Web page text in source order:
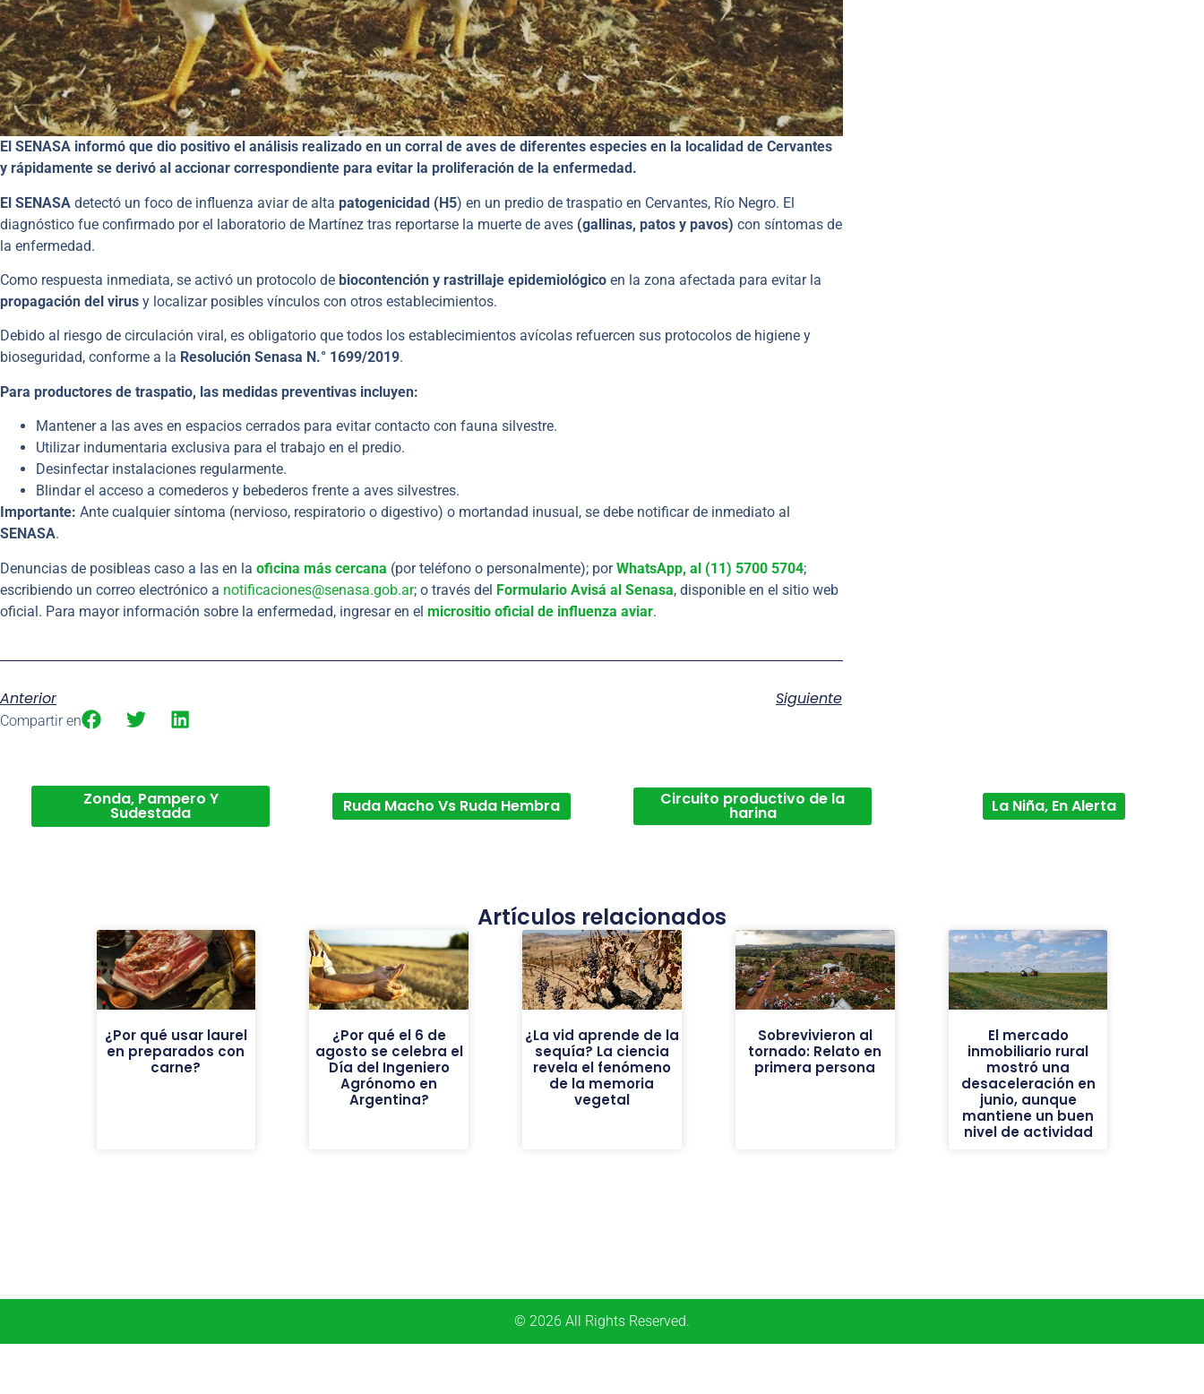
El SENASA informó que dio positivo el análisis realizado en un corral de aves de diferentes especies en la localidad de Cervantes
y rápidamente se derivó al accionar correspondiente para evitar la proliferación de la enfermedad.
El SENASA detectó un foco de influenza aviar de alta patogenicidad (H5) en un predio de traspatio en Cervantes, Río Negro. El
diagnóstico fue confirmado por el laboratorio de Martínez tras reportarse la muerte de aves (gallinas, patos y pavos) con síntomas de
la enfermedad.
Como respuesta inmediata, se activó un protocolo de biocontención y rastrillaje epidemiológico en la zona afectada para evitar la
propagación del virus y localizar posibles vínculos con otros establecimientos.
Debido al riesgo de circulación viral, es obligatorio que todos los establecimientos avícolas refuercen sus protocolos de higiene y
bioseguridad, conforme a la Resolución Senasa N.° 1699/2019.
Para productores de traspatio, las medidas preventivas incluyen:
Mantener a las aves en espacios cerrados para evitar contacto con fauna silvestre.
Utilizar indumentaria exclusiva para el trabajo en el predio.
Desinfectar instalaciones regularmente.
Blindar el acceso a comederos y bebederos frente a aves silvestres.
Importante: Ante cualquier síntoma (nervioso, respiratorio o digestivo) o mortandad inusual, se debe notificar de inmediato al
SENASA.
Denuncias de posibleas caso a las en la oficina más cercana (por teléfono o personalmente); porWhatsApp, al (11) 5700 5704;
escribiendo un correo electrónico a notificaciones@senasa.gob.ar; o través del Formulario Avisá al Senasa, disponible en el sitio web
oficial. Para mayor información sobre la enfermedad, ingresar en el micrositio oficial de influenza aviar.
Anterior Siguiente
Compartir en
Zonda, Pampero Y
Sudestada Ruda Macho Vs Ruda Hembra Circuito productivo de la
harina La Niña, En Alerta
Artículos relacionados
¿Por qué usar laurel
en preparados con
carne?
¿Por qué el 6 de
agosto se celebra el
Día del Ingeniero
Agrónomo en
Argentina?
¿La vid aprende de la
sequía? La ciencia
revela el fenómeno
de la memoria
vegetal
Sobrevivieron al
tornado: Relato en
primera persona
El mercado
inmobiliario rural
mostró una
desaceleración en
junio, aunque
mantiene un buen
nivel de actividad
© 2026 All Rights Reserved.